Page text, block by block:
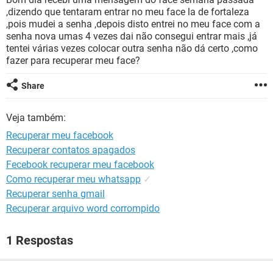
GUIA DE COMPRAS
,dizendo que tentaram entrar no meu face la de fortaleza
,pois mudei a senha ,depois disto entrei no meu face com a
senha nova umas 4 vezes dai não consegui entrar mais ,já
tentei várias vezes colocar outra senha não dá certo ,como
fazer para recuperar meu face?
Share
Veja também:
Recuperar meu facebook
Recuperar contatos apagados
Fecebook recuperar meu facebook
Como recuperar meu whatsapp ✓
Recuperar senha gmail
Recuperar arquivo word corrompido
1 Respostas